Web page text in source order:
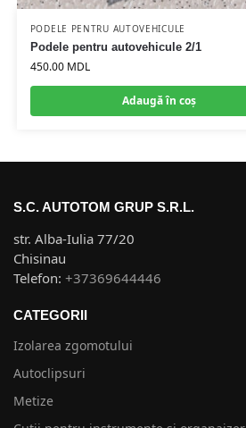
PODELE PENTRU AUTOVEHICULE
Podele pentru autovehicule 2/1
450.00 MDL
Adaugă în coș
S.C. AUTOTOM GRUP S.R.L.
str. Alba-Iulia 77/20
Chisinau
Telefon: +37369644446
CATEGORII
Izolarea zgomotului
Autoclipsuri
Metize